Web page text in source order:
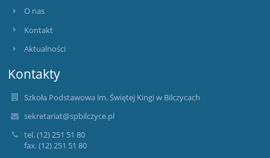
O nas
Kontakt
Aktualności
Kontakty
Szkoła Podstawowa im. Świętej Kingi w Bilczycach
sekretariat@spbilczyce.pl
tel. (12) 251 51 80
fax. (12) 251 51 80